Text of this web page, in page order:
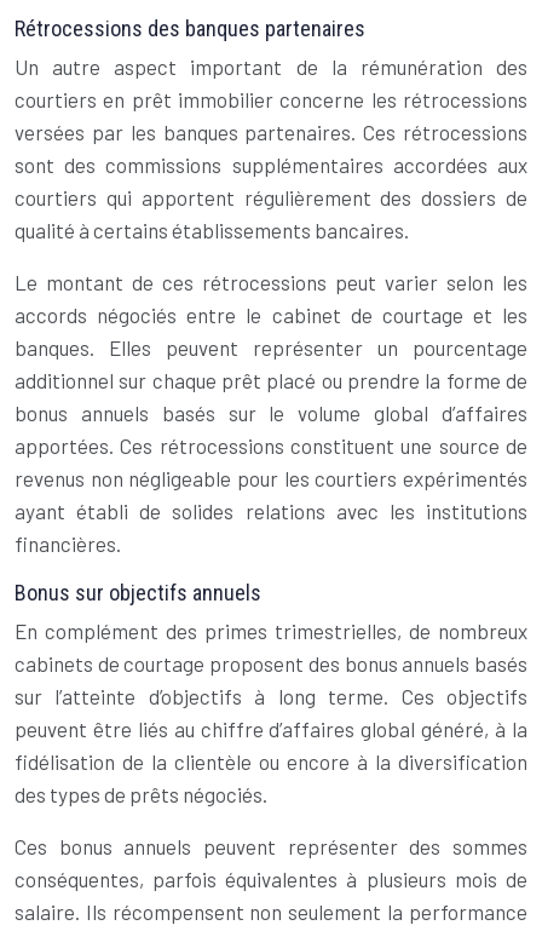
Rétrocessions des banques partenaires
Un autre aspect important de la rémunération des
courtiers en prêt immobilier concerne les rétrocessions
versées par les banques partenaires. Ces rétrocessions
sont des commissions supplémentaires accordées aux
courtiers qui apportent régulièrement des dossiers de
qualité à certains établissements bancaires.
Le montant de ces rétrocessions peut varier selon les
accords négociés entre le cabinet de courtage et les
banques. Elles peuvent représenter un pourcentage
additionnel sur chaque prêt placé ou prendre la forme de
bonus annuels basés sur le volume global d’affaires
apportées. Ces rétrocessions constituent une source de
revenus non négligeable pour les courtiers expérimentés
ayant établi de solides relations avec les institutions
financières.
Bonus sur objectifs annuels
En complément des primes trimestrielles, de nombreux
cabinets de courtage proposent des bonus annuels basés
sur l’atteinte d’objectifs à long terme. Ces objectifs
peuvent être liés au chiffre d’affaires global généré, à la
fidélisation de la clientèle ou encore à la diversification
des types de prêts négociés.
Ces bonus annuels peuvent représenter des sommes
conséquentes, parfois équivalentes à plusieurs mois de
salaire. Ils récompensent non seulement la performance